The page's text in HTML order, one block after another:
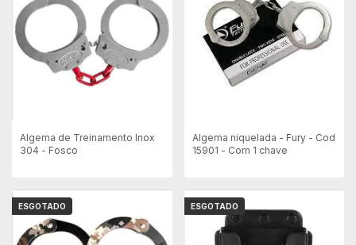
Algema de Treinamento Inox
304 - Fosco
Algema niquelada - Fury - Cod
15901 - Com 1 chave
ESGOTADO ESGOTADO